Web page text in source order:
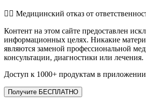
👨‍⚕️️ Медицинский отказ от
Контент на этом сайте предоставлен
информационных целях. Никакие
являются заменой профессиональной
консультации, диагностики или лечения.
Доступ к 1000+ продуктам в приложении
Получите БЕСПЛАТНО